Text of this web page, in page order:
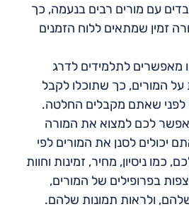
עם מורים רבים בנעמה, כך
זמין שמתאים ללוח הזמנים
מאפשרים לתלמידים לדרג
על המורים, כך שתוכלו לקבל
לפני שאתם מקבלים החלטה.
לכם למצוא את המורה
יכולים לסנן את המורים לפי
כמו ניסיון, מחיר, זמינות וחוות
בפרופילים של המורים,
ולראות תמונות שלהם.